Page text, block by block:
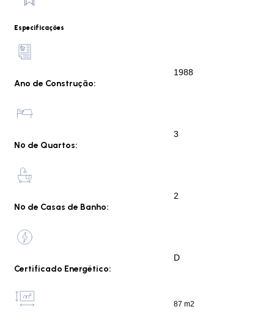
Especificações
Ano de Construção:
1988
Nº de Quartos:
3
Nº de Casas de Banho:
2
Certificado Energético:
D
87 m2